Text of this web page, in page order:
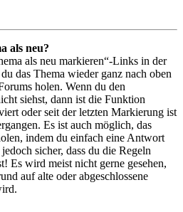
als neu?
als neu markieren“-Links in der
das Thema wieder ganz nach oben
holen. Wenn du den
siehst, dann ist die Funktion
oder seit der letzten Markierung ist
Es ist auch möglich, das
indem du einfach eine Antwort
sicher, dass du die Regeln
Es wird meist nicht gerne gesehen,
auf alte oder abgeschlossene